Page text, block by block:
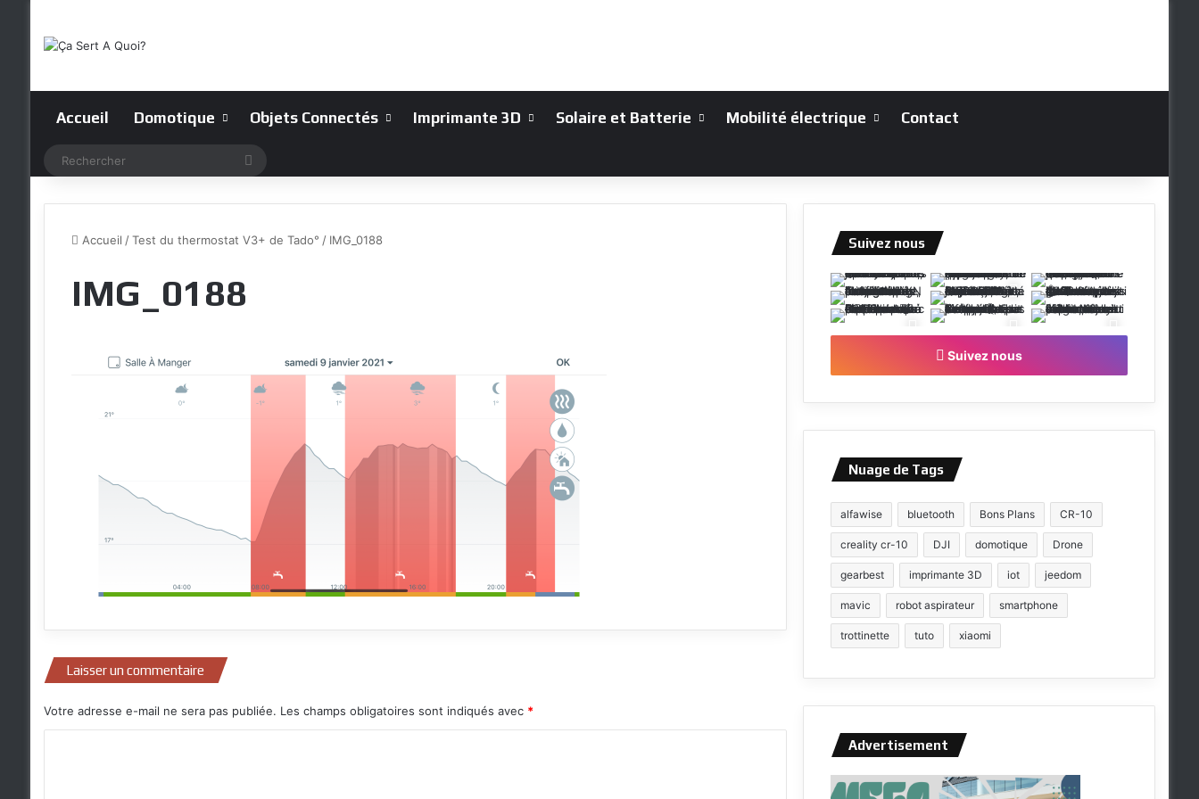
Accueil Domotique Objets Connectés Imprimante 3D Solaire et Batterie Mobilité électrique Contact
Accueil / Test du thermostat V3+ de Tado° / IMG_0188
IMG_0188
Laisser un commentaire
Votre adresse e-mail ne sera pas publiée. Les champs obligatoires sont indiqués avec *
Suivez nous
Suivez nous
Nuage de Tags
alfawise bluetooth Bons Plans CR-10
creality cr-10 DJI domotique Drone
gearbest imprimante 3D iot jeedom
mavic robot aspirateur smartphone
trottinette tuto xiaomi
Advertisement